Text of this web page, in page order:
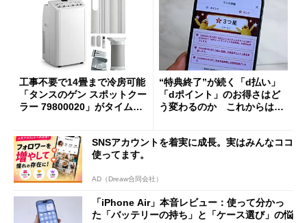
工事不要で14畳まで冷房可能
「タンスのゲン スポットクー
ラー 79800020」がタイムセ
“特典終了”が続く「d払い」
「dポイント」のお得さはど
う変わるのか これからは
SNSアカウントを着実に成長。実はみんなココ
使ってます。
AD（Dreaw合同会社）
「iPhone Air」本音レビュー：使って分かっ
た「バッテリーの持ち」と「ケース選び」の悩